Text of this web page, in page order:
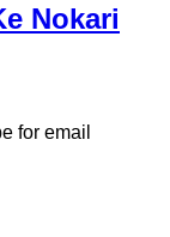
Nokari
for email